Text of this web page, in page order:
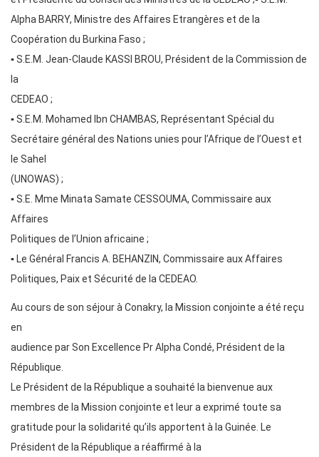
Alpha BARRY, Ministre des Affaires Etrangères et de la
Coopération du Burkina Faso ;
▪ S.E.M. Jean-Claude KASSI BROU, Président de la Commission de
la
CEDEAO ;
▪ S.E.M. Mohamed Ibn CHAMBAS, Représentant Spécial du
Secrétaire général des Nations unies pour l’Afrique de l’Ouest et
le Sahel
(UNOWAS) ;
▪ S.E. Mme Minata Samate CESSOUMA, Commissaire aux
Affaires
Politiques de l’Union africaine ;
▪ Le Général Francis A. BEHANZIN, Commissaire aux Affaires
Politiques, Paix et Sécurité de la CEDEAO.
Au cours de son séjour à Conakry, la Mission conjointe a été reçu
en
audience par Son Excellence Pr Alpha Condé, Président de la
République.
Le Président de la République a souhaité la bienvenue aux
membres de la Mission conjointe et leur a exprimé toute sa
gratitude pour la solidarité qu’ils apportent à la Guinée. Le
Président de la République a réaffirmé à la